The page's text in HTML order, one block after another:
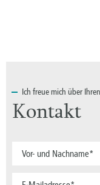
Ich freue mich über
Kontakt